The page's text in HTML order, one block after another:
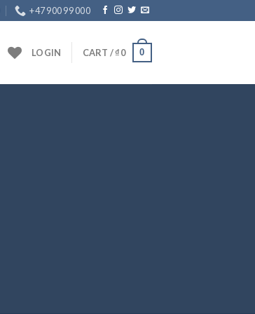
+47 900 99 000
LOGIN CART /₫0 0